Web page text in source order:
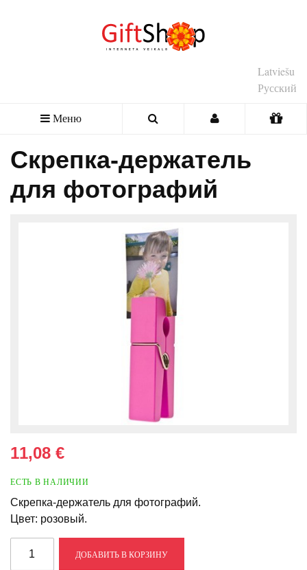
Latviešu
Русский
Меню
Скрепка-держатель
для фотографий
11,08 €
ЕСТЬ В НАЛИЧИИ
Скрепка-держатель для фотографий.
Цвет: розовый.
ДОБАВИТЬ В КОРЗИНУ